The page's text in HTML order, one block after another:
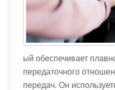
ый обеспечивает
передаточного
передач. Он